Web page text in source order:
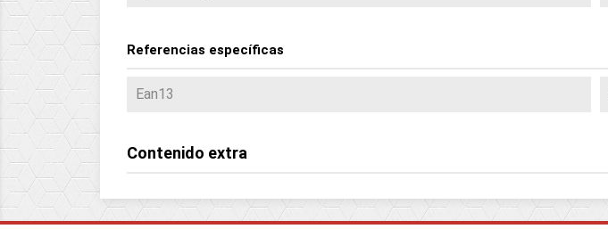
Referencias específicas
Ean13
Contenido extra